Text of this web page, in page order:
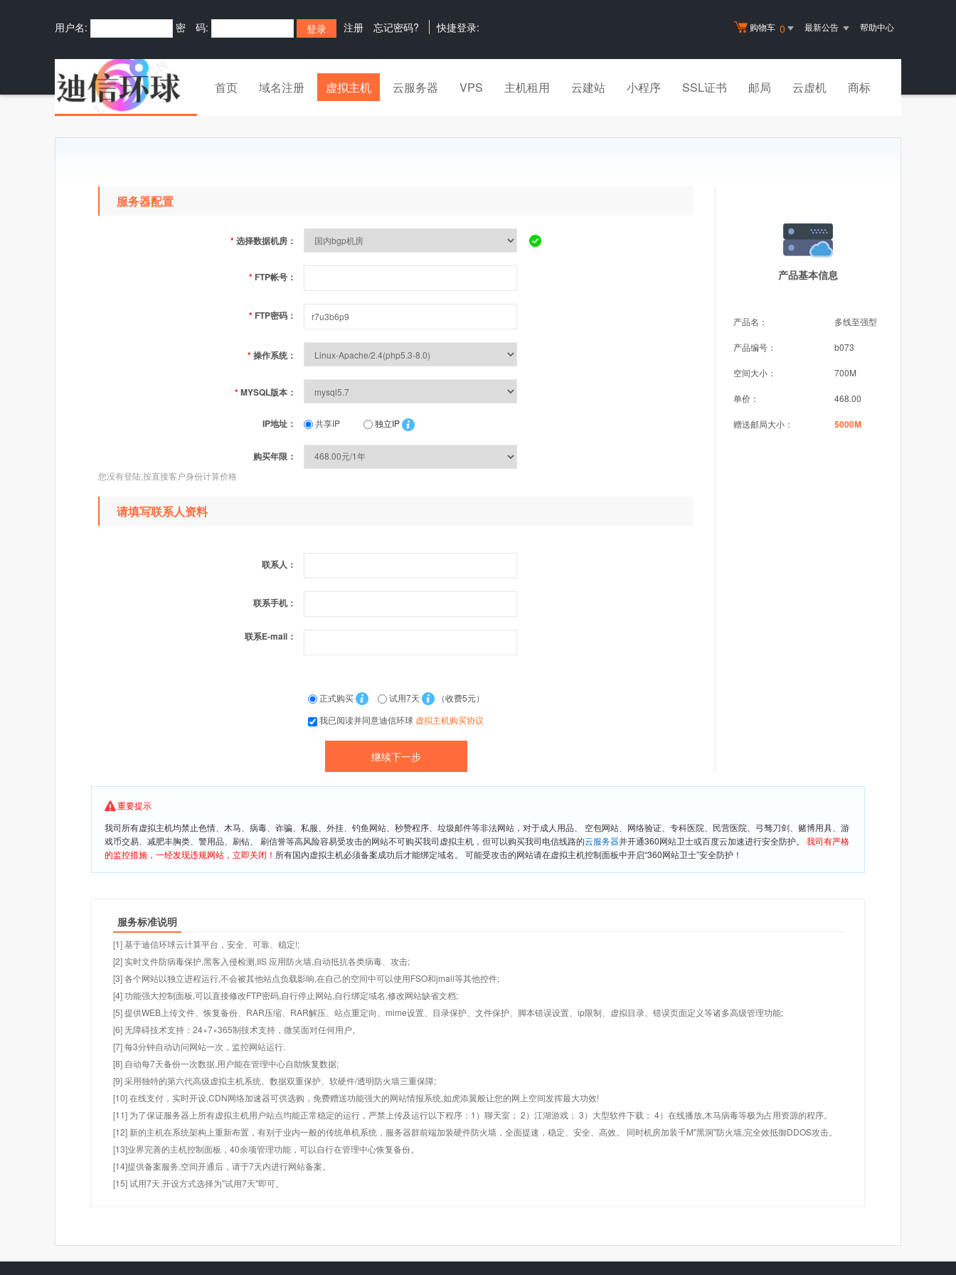
购物车 0 最新公告 帮助中心
用户名: 密 码: 注册 忘记密码? 快捷登录:
首页 域名注册 虚拟主机 云服务器 VPS 主机租用 云建站 小程序 SSL证书 邮局 云虚机 商标
产品基本信息
产品名： 多线至强型
产品编号： b073
空间大小： 700M
单价： 468.00
赠送邮局大小： 5000M
服务器配置
*选择数据机房：
* FTP帐号：
* FTP密码：
*操作系统：
*MYSQL版本：
IP地址： 共享IP 独立IP
购买年限：
您没有登陆,按直接客户身份计算价格
请填写联系人资料
联系人：
联系手机：
联系E-mail：
正式购买 试用7天
（收费5元）
我已阅读并同意迪信环球 虚拟主机购买协议
重要提示
我司所有虚拟主机均禁止色情、木马、病毒、诈骗、私服、外挂、钓鱼网站、秒赞程序、垃圾邮件等非法网站，对于成人用品、 空包网站、网络验证、专科医院、民营医院、弓驽刀剑、赌博用具、游
戏币交易、减肥丰胸类、警用品、刷钻、 刷信誉等高风险容易受攻击的网站不可购买我司虚拟主机，但可以购买我司电信线路的云服务器并开通360网站卫士或百度云加速进行安全防护。 我司有严格
的监控措施，一经发现违规网站，立即关闭！ 所有国内虚拟主机必须备案成功后才能绑定域名。 可能受攻击的网站请在虚拟主机控制面板中开启“360网站卫士”安全防护！
服务标准说明
[1] 基于迪信环球云计算平台，安全、可靠、稳定!;
[2] 实时文件防病毒保护,黑客入侵检测,IIS 应用防火墙,自动抵抗各类病毒、攻击;
[3] 各个网站以独立进程运行,不会被其他站点负载影响,在自己的空间中可以使用FSO和jmail等其他控件;
[4] 功能强大控制面板,可以直接修改FTP密码,自行停止网站,自行绑定域名,修改网站缺省文档;
[5] 提供WEB上传文件、恢复备份、RAR压缩、RAR解压、站点重定向、mime设置、目录保护、文件保护、脚本错误设置、ip限制、虚拟目录、错误页面定义等诸多高级管理功能;
[6] 无障碍技术支持：24×7×365制技术支持，微笑面对任何用户。
[7] 每3分钟自动访问网站一次，监控网站运行.
[8] 自动每7天备份一次数据,用户能在管理中心自助恢复数据;
[9] 采用独特的第六代高级虚拟主机系统、数据双重保护、软硬件/透明防火墙三重保障;
[10] 在线支付，实时开设,CDN网络加速器可供选购，免费赠送功能强大的网站情报系统,如虎添翼般让您的网上空间发挥最大功效!
[11] 为了保证服务器上所有虚拟主机用户站点均能正常稳定的运行，严禁上传及运行以下程序：1）聊天室； 2）江湖游戏； 3）大型软件下载； 4）在线播放,木马病毒等极为占用资源的程序。
[12] 新的主机在系统架构上重新布置，有别于业内一般的传统单机系统，服务器群前端加装硬件防火墙，全面提速，稳定、安全、高效。 同时机房加装千M"黑洞"防火墙,完全效抵御DDOS攻击。
[13]业界完善的主机控制面板，40余项管理功能，可以自行在管理中心恢复备份。
[14]提供备案服务,空间开通后，请于7天内进行网站备案。
[15] 试用7天.开设方式选择为"试用7天"即可。